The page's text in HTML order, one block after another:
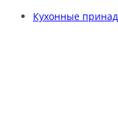
Кухонные